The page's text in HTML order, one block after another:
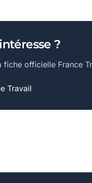
?
fiche officielle France
Travail